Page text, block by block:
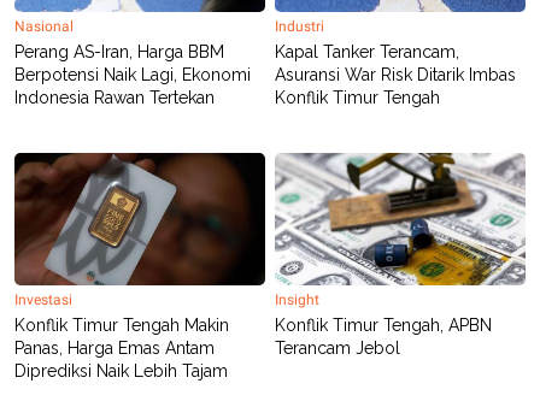
Nasional
Perang AS-Iran, Harga BBM
Berpotensi Naik Lagi, Ekonomi
Indonesia Rawan Tertekan
Industri
Kapal Tanker Terancam,
Asuransi War Risk Ditarik Imbas
Konflik Timur Tengah
Investasi
Konflik Timur Tengah Makin
Panas, Harga Emas Antam
Diprediksi Naik Lebih Tajam
Insight
Konflik Timur Tengah, APBN
Terancam Jebol